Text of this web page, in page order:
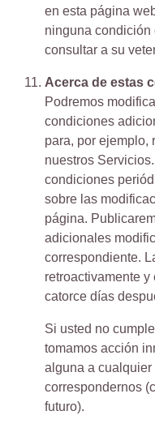
en esta página
ninguna condición
consultar a su
Acerca de estas
Podremos
condiciones
para, por ejemplo,
nuestros
condiciones
sobre las
página.
adicionales
correspondiente.
retroactivamente
catorce días
Si usted no
tomamos acción
alguna a
correspondernos
futuro).